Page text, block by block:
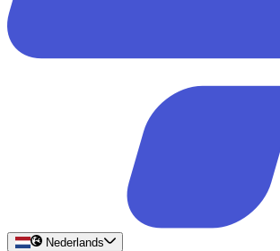
Nederlands